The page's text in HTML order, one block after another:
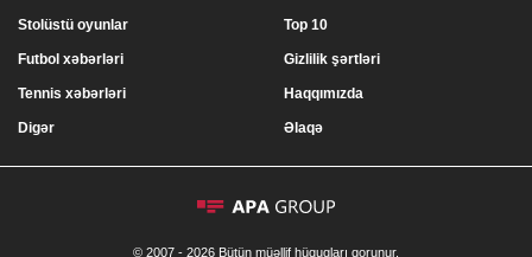
Stolüstü oyunlar Top 10
Futbol xəbərləri
Tennis xəbərləri
Digər
Gizlilik şərtləri
Haqqımızda
Əlaqə
© 2007 - 2026 Bütün müəllif hüquqları qorunur.